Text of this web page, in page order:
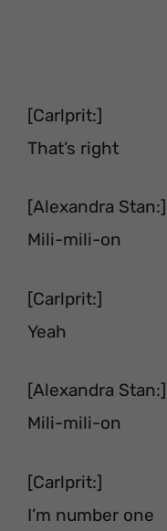
[Carlprit:]
That’s right
[Alexandra Stan:]
Mili-mili-on
[Carlprit:]
Yeah
[Alexandra Stan:]
Mili-mili-on
[Carlprit:]
I’m number one